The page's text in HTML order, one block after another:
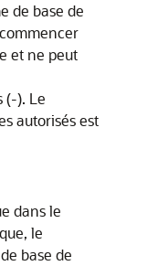
de base de
et ne peut
(-). Le
autorisés est
dans le
le
base de